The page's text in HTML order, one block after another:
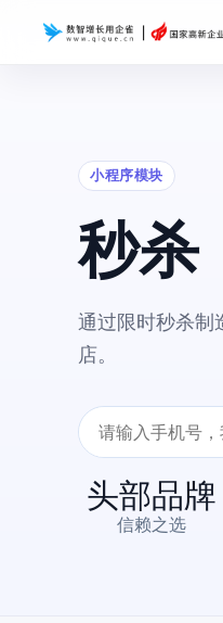
小程序模块
秒杀
通过限时秒杀制
店。
头部品牌
信赖之选